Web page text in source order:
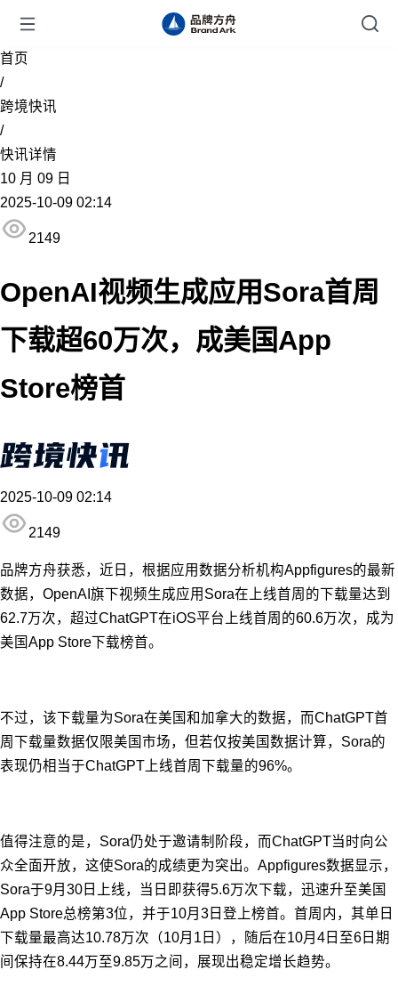
首页
/
跨境快讯
/
快讯详情
10 月 09 日
2025-10-09 02:14
2149
OpenAI视频生成应用Sora首周
下载超60万次，成美国App
Store榜首
2025-10-09 02:14
2149
品牌方舟获悉，近日，根据应用数据分析机构Appfigures的最新
数据，OpenAI旗下视频生成应用Sora在上线首周的下载量达到
62.7万次，超过ChatGPT在iOS平台上线首周的60.6万次，成为
美国App Store下载榜首。
不过，该下载量为Sora在美国和加拿大的数据，而ChatGPT首
周下载量数据仅限美国市场，但若仅按美国数据计算，Sora的
表现仍相当于ChatGPT上线首周下载量的96%。
值得注意的是，Sora仍处于邀请制阶段，而ChatGPT当时向公
众全面开放，这使Sora的成绩更为突出。Appfigures数据显示，
Sora于9月30日上线，当日即获得5.6万次下载，迅速升至美国
App Store总榜第3位，并于10月3日登上榜首。首周内，其单日
下载量最高达10.78万次（10月1日），随后在10月4日至6日期
间保持在8.44万至9.85万之间，展现出稳定增长趋势。